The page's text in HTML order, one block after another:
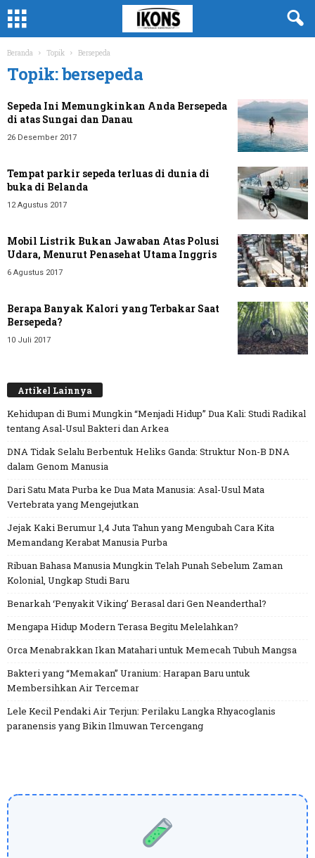
Beranda Topik Bersepeda
Topik: bersepeda
Sepeda Ini Memungkinkan Anda Bersepeda
di atas Sungai dan Danau
26 Desember 2017
Tempat parkir sepeda terluas di dunia di
buka di Belanda
12 Agustus 2017
Mobil Listrik Bukan Jawaban Atas Polusi
Udara, Menurut Penasehat Utama Inggris
6 Agustus 2017
Berapa Banyak Kalori yang Terbakar Saat
Bersepeda?
10 Juli 2017
Artikel Lainnya
Kehidupan di Bumi Mungkin “Menjadi Hidup” Dua Kali: Studi Radikal
tentang Asal-Usul Bakteri dan Arkea
DNA Tidak Selalu Berbentuk Heliks Ganda: Struktur Non-B DNA
dalam Genom Manusia
Dari Satu Mata Purba ke Dua Mata Manusia: Asal-Usul Mata
Vertebrata yang Mengejutkan
Jejak Kaki Berumur 1,4 Juta Tahun yang Mengubah Cara Kita
Memandang Kerabat Manusia Purba
Ribuan Bahasa Manusia Mungkin Telah Punah Sebelum Zaman
Kolonial, Ungkap Studi Baru
Benarkah ‘Penyakit Viking’ Berasal dari Gen Neanderthal?
Mengapa Hidup Modern Terasa Begitu Melelahkan?
Orca Menabrakkan Ikan Matahari untuk Memecah Tubuh Mangsa
Bakteri yang “Memakan” Uranium: Harapan Baru untuk
Membersihkan Air Tercemar
Lele Kecil Pendaki Air Terjun: Perilaku Langka Rhyacoglanis
paranensis yang Bikin Ilmuwan Tercengang